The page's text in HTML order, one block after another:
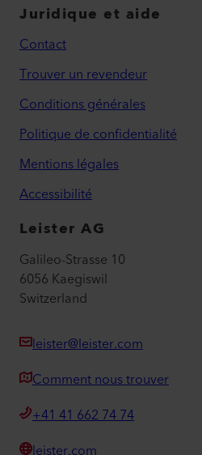
Juridique et aide
Contact
Trouver un revendeur
Conditions générales
Politique de confidentialité
Mentions légales
Accessibilité
Leister AG
Galileo-Strasse 10
6056 Kaegiswil
Switzerland
leister@leister.com
Comment nous trouver
+41 41 662 74 74